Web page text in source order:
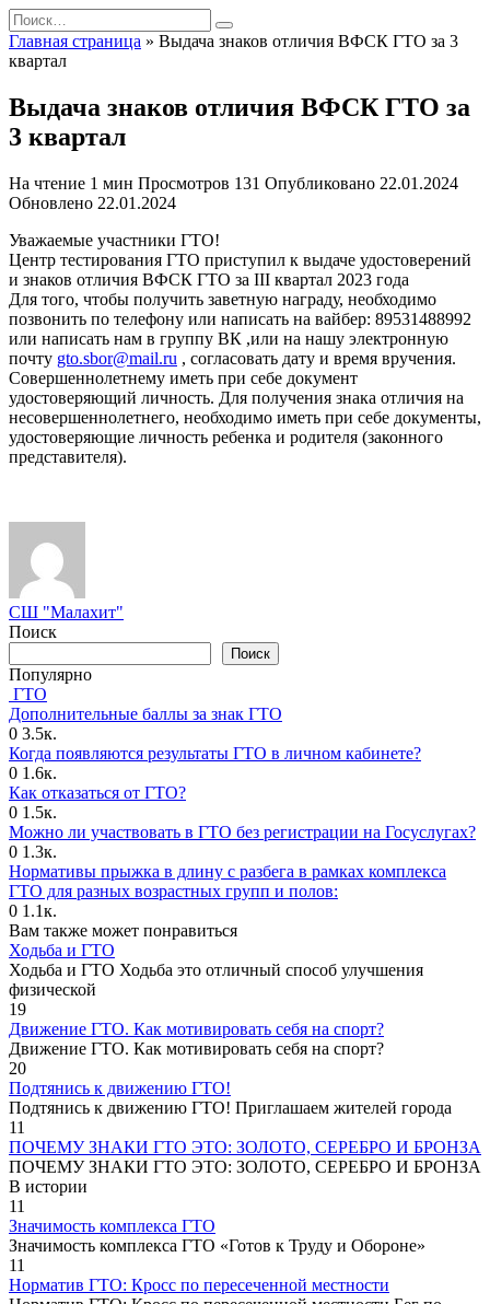
Перейти
к
содержанию
Search
for:
Главная страница » Выдача знаков отличия ВФСК ГТО за 3
квартал
Выдача знаков отличия ВФСК ГТО за
3 квартал
На чтение 1 мин Просмотров 131 Опубликовано 22.01.2024
Обновлено 22.01.2024
Уважаемые участники ГТО!
Центр тестирования ГТО приступил к выдаче удостоверений
и знаков отличия ВФСК ГТО за III квартал 2023 года
Для того, чтобы получить заветную награду, необходимо
позвонить по телефону или написать на вайбер: 89531488992
или написать нам в группу ВК ,или на нашу электронную
почту gto.sbor@mail.ru , согласовать дату и время вручения.
Совершеннолетнему иметь при себе документ
удостоверяющий личность. Для получения знака отличия на
несовершеннолетнего, необходимо иметь при себе документы,
удостоверяющие личность ребенка и родителя (законного
представителя).
СШ "Малахит"
Поиск
Поиск
Популярно
ГТО
Дополнительные баллы за знак ГТО
0 3.5к.
Когда появляются результаты ГТО в личном кабинете?
0 1.6к.
Как отказаться от ГТО?
0 1.5к.
Можно ли участвовать в ГТО без регистрации на Госуслугах?
0 1.3к.
Нормативы прыжка в длину с разбега в рамках комплекса
ГТО для разных возрастных групп и полов:
0 1.1к.
Вам также может понравиться
Ходьба и ГТО
Ходьба и ГТО Ходьба это отличный способ улучшения
физической
19
Движение ГТО. Как мотивировать себя на спорт?️
Движение ГТО. Как мотивировать себя на спорт?
20
Подтянись к движению ГТО!
Подтянись к движению ГТО! Приглашаем жителей города
11
ПОЧЕМУ ЗНАКИ ГТО ЭТО: ЗОЛОТО, СЕРЕБРО И БРОНЗА
ПОЧЕМУ ЗНАКИ ГТО ЭТО: ЗОЛОТО, СЕРЕБРО И БРОНЗА
В истории
11
Значимость комплекса ГТО
Значимость комплекса ГТО «Готов к Труду и Обороне»
11
Норматив ГТО: Кросс по пересеченной местности